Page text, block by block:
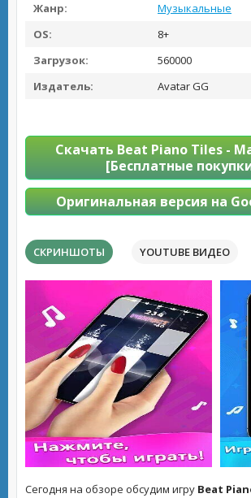
Жанр:
Музыкальные
OS:
8+
Загрузок:
560000
Издатель:
Avatar GG
Скачать Beat Piano Tiles -
[Бесплатные
Оригинальная версия на
СКРИНШОТЫ YOUTUBE ВИДЕО
Сегодня на обзоре обсудим игру Beat